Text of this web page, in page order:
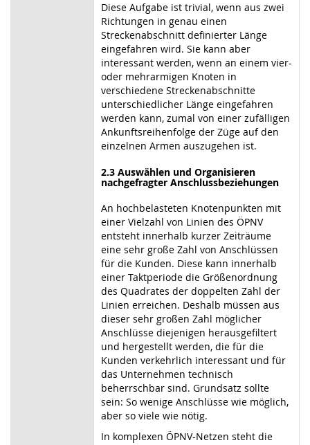
Diese Aufgabe ist trivial, wenn aus zwei
Richtungen in genau einen
Streckenabschnitt definierter Länge
eingefahren wird. Sie kann aber
interessant werden, wenn an einem vier-
oder mehrarmigen Knoten in
verschiedene Streckenabschnitte
unterschiedlicher Länge eingefahren
werden kann, zumal von einer zufälligen
Ankunftsreihenfolge der Züge auf den
einzelnen Armen auszugehen ist.
2.3 Auswählen und Organisieren
nachgefragter Anschlussbeziehungen
An hochbelasteten Knotenpunkten mit
einer Vielzahl von Linien des ÖPNV
entsteht innerhalb kurzer Zeiträume
eine sehr große Zahl von Anschlüssen
für die Kunden. Diese kann innerhalb
einer Taktperiode die Größenordnung
des Quadrates der doppelten Zahl der
Linien erreichen. Deshalb müssen aus
dieser sehr großen Zahl möglicher
Anschlüsse diejenigen herausgefiltert
und hergestellt werden, die für die
Kunden verkehrlich interessant und für
das Unternehmen technisch
beherrschbar sind. Grundsatz sollte
sein: So wenige Anschlüsse wie möglich,
aber so viele wie nötig.
In komplexen ÖPNV-Netzen steht die